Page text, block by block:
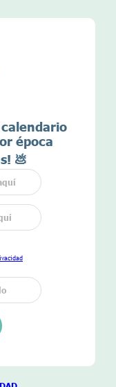
época
💩